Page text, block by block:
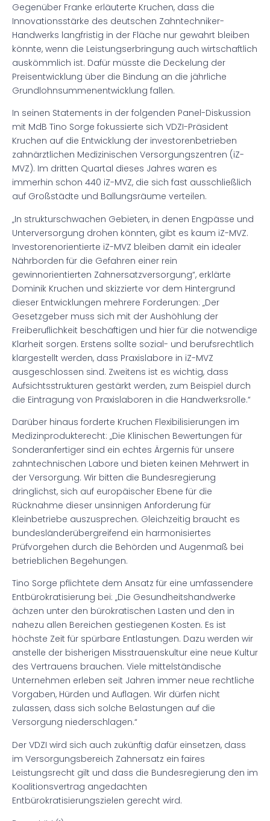
Gegenüber Franke erläuterte Kruchen, dass die
Innovationsstärke des deutschen Zahntechniker-
Handwerks langfristig in der Fläche nur gewahrt bleiben
könnte, wenn die Leistungserbringung auch wirtschaftlich
auskömmlich ist. Dafür müsste die Deckelung der
Preisentwicklung über die Bindung an die jährliche
Grundlohnsummenentwicklung fallen.
In seinen Statements in der folgenden Panel-Diskussion
mit MdB Tino Sorge fokussierte sich VDZI-Präsident
Kruchen auf die Entwicklung der investorenbetrieben
zahnärztlichen Medizinischen Versorgungszentren (iZ-
MVZ). Im dritten Quartal dieses Jahres waren es
immerhin schon 440 iZ-MVZ, die sich fast ausschließlich
auf Großstädte und Ballungsräume verteilen.
„In strukturschwachen Gebieten, in denen Engpässe und
Unterversorgung drohen könnten, gibt es kaum iZ-MVZ.
Investorenorientierte iZ-MVZ bleiben damit ein idealer
Nährborden für die Gefahren einer rein
gewinnorientierten Zahnersatzversorgung“, erklärte
Dominik Kruchen und skizzierte vor dem Hintergrund
dieser Entwicklungen mehrere Forderungen: „Der
Gesetzgeber muss sich mit der Aushöhlung der
Freiberuflichkeit beschäftigen und hier für die notwendige
Klarheit sorgen. Erstens sollte sozial- und berufsrechtlich
klargestellt werden, dass Praxislabore in iZ-MVZ
ausgeschlossen sind. Zweitens ist es wichtig, dass
Aufsichtsstrukturen gestärkt werden, zum Beispiel durch
die Eintragung von Praxislaboren in die Handwerksrolle.“
Darüber hinaus forderte Kruchen Flexibilisierungen im
Medizinprodukterecht: „Die Klinischen Bewertungen für
Sonderanfertiger sind ein echtes Ärgernis für unsere
zahntechnischen Labore und bieten keinen Mehrwert in
der Versorgung. Wir bitten die Bundesregierung
dringlichst, sich auf europäischer Ebene für die
Rücknahme dieser unsinnigen Anforderung für
Kleinbetriebe auszusprechen. Gleichzeitig braucht es
bundesländerübergreifend ein harmonisiertes
Prüfvorgehen durch die Behörden und Augenmaß bei
betrieblichen Begehungen.
Tino Sorge pflichtete dem Ansatz für eine umfassendere
Entbürokratisierung bei: „Die Gesundheitshandwerke
ächzen unter den bürokratischen Lasten und den in
nahezu allen Bereichen gestiegenen Kosten. Es ist
höchste Zeit für spürbare Entlastungen. Dazu werden wir
anstelle der bisherigen Misstrauenskultur eine neue Kultur
des Vertrauens brauchen. Viele mittelständische
Unternehmen erleben seit Jahren immer neue rechtliche
Vorgaben, Hürden und Auflagen. Wir dürfen nicht
zulassen, dass sich solche Belastungen auf die
Versorgung niederschlagen.“
Der VDZI wird sich auch zukünftig dafür einsetzen, dass
im Versorgungsbereich Zahnersatz ein faires
Leistungsrecht gilt und dass die Bundesregierung den im
Koalitionsvertrag angedachten
Entbürokratisierungszielen gerecht wird.